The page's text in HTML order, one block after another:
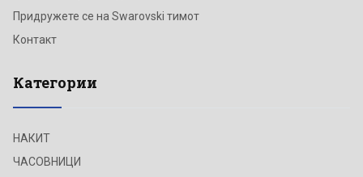
Придружете се на Swarovski тимот
Контакт
Категории
НАКИТ
ЧАСОВНИЦИ